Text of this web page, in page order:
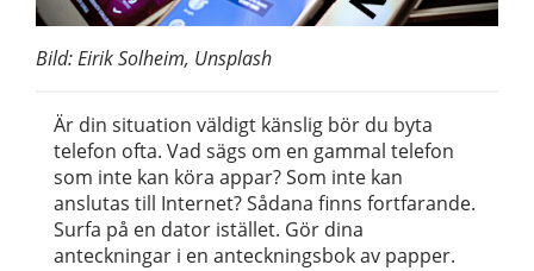
Bild: Eirik Solheim, Unsplash
Är din situation väldigt känslig bör du byta
telefon ofta. Vad sägs om en gammal telefon
som inte kan köra appar? Som inte kan
anslutas till Internet? Sådana finns fortfarande.
Surfa på en dator istället. Gör dina
anteckningar i en anteckningsbok av papper.